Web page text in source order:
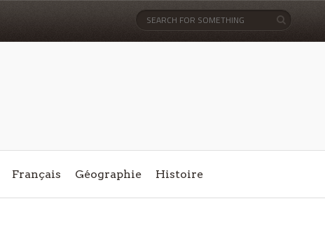
Français Géographie Histoire